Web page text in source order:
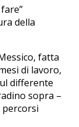
della
fatta
di lavoro,
differente
sopra –
percorsi